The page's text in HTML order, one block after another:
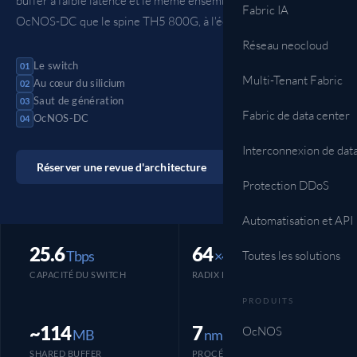
Fabric IA
Réseau neocloud
Multi-Tenant Fabric
Fabric de data center
Interconnexion de
Protection DDoS
Automatisation et API
Toutes les solutions
PRODUITS
OcNOS
OcNOS-DC que le spine TH5 800G, à l'économie du 400G.
01 Le switch
02 Au cœur du silicium
03 Saut de génération
04 OcNOS-DC
Réserver une revue d'architecture
25.6Tbps
CAPACITÉ DU SWITCH
64×400G
RADIX DE PORTS NATIF
~114MB
SHARED BUFFER
7nm
PROCÉDÉ TSMC N7